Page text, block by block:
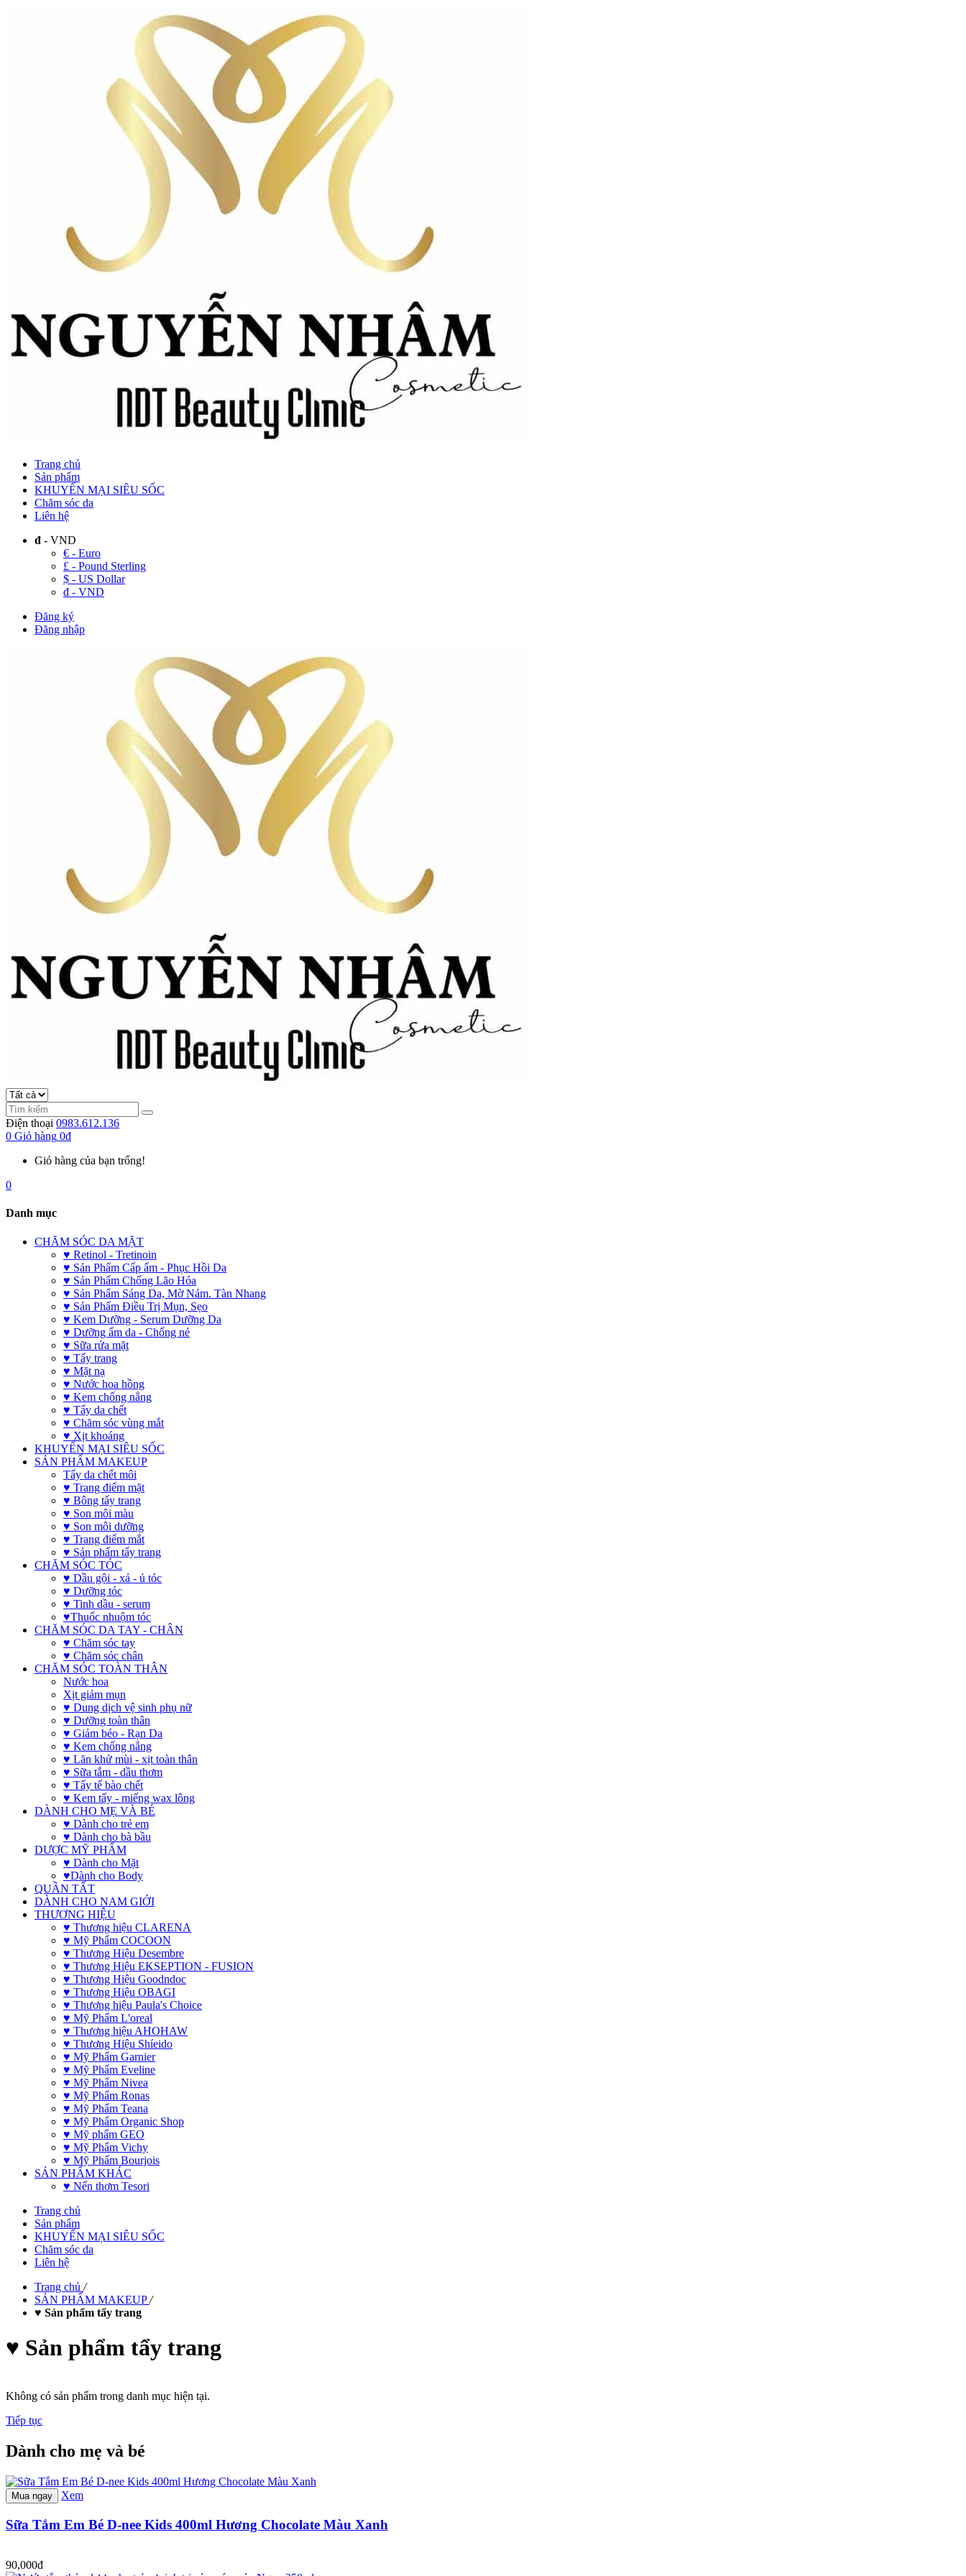
Trang chủ
Sản phẩm
KHUYẾN MẠI SIÊU SỐC
Chăm sóc da
Liên hệ
đ - VND
€ - Euro
£ - Pound Sterling
$ - US Dollar
đ - VND
Đăng ký
Đăng nhập
Điện thoại 0983.612.136
0 Giỏ hàng 0đ
Giỏ hàng của bạn trống!
0
Danh mục
CHĂM SÓC DA MẶT
♥ Retinol - Tretinoin
♥ Sản Phẩm Cấp ẩm - Phục Hồi Da
♥ Sản Phẩm Chống Lão Hóa
♥ Sản Phẩm Sáng Da, Mờ Nám. Tàn Nhang
♥ Sản Phẩm Điều Trị Mụn, Sẹo
♥ Kem Dưỡng - Serum Dưỡng Da
♥ Dưỡng ẩm da - Chống nẻ
♥ Sữa rửa mặt
♥ Tẩy trang
♥ Mặt nạ
♥ Nước hoa hồng
♥ Kem chống nắng
♥ Tẩy da chết
♥ Chăm sóc vùng mắt
♥ Xịt khoáng
KHUYẾN MẠI SIÊU SỐC
SẢN PHẨM MAKEUP
Tẩy da chết môi
♥ Trang điểm mặt
♥ Bông tẩy trang
♥ Son môi màu
♥ Son môi dưỡng
♥ Trang điểm mắt
♥ Sản phẩm tẩy trang
CHĂM SÓC TÓC
♥ Dầu gội - xả - ủ tóc
♥ Dưỡng tóc
♥ Tinh dầu - serum
♥Thuốc nhuộm tóc
CHĂM SÓC DA TAY - CHÂN
♥ Chăm sóc tay
♥ Chăm sóc chân
CHĂM SÓC TOÀN THÂN
Nước hoa
Xịt giảm mụn
♥ Dung dịch vệ sinh phụ nữ
♥ Dưỡng toàn thân
♥ Giảm béo - Rạn Da
♥ Kem chống nắng
♥ Lăn khử mùi - xịt toàn thân
♥ Sữa tắm - dầu thơm
♥ Tẩy tế bào chết
♥ Kem tẩy - miếng wax lông
DÀNH CHO MẸ VÀ BÉ
♥ Dành cho trẻ em
♥ Dành cho bà bầu
DƯỢC MỸ PHẨM
♥ Dành cho Mặt
♥Dành cho Body
QUẦN TẤT
DÀNH CHO NAM GIỚI
THƯƠNG HIỆU
♥ Thương hiệu CLARENA
♥ Mỹ Phẩm COCOON
♥ Thương Hiệu Desembre
♥ Thương Hiệu EKSEPTION - FUSION
♥ Thương Hiệu Goodndoc
♥ Thương Hiệu OBAGI
♥ Thương hiệu Paula's Choice
♥ Mỹ Phẩm L'oreal
♥ Thương hiệu AHOHAW
♥ Thương Hiệu Shíeido
♥ Mỹ Phẩm Garnier
♥ Mỹ Phẩm Eveline
♥ Mỹ Phẩm Nivea
♥ Mỹ Phẩm Ronas
♥ Mỹ Phẩm Teana
♥ Mỹ Phẩm Organic Shop
♥ Mỹ phẩm GEO
♥ Mỹ Phẩm Vichy
♥ Mỹ Phẩm Bourjois
SẢN PHẨM KHÁC
♥ Nến thơm Tesori
Trang chủ
Sản phẩm
KHUYẾN MẠI SIÊU SỐC
Chăm sóc da
Liên hệ
Trang chủ /
SẢN PHẨM MAKEUP /
♥ Sản phẩm tẩy trang
♥ Sản phẩm tẩy trang
Không có sản phẩm trong danh mục hiện tại.
Tiếp tục
Dành cho mẹ và bé
Mua ngay Xem
Sữa Tắm Em Bé D-nee Kids 400ml Hương Chocolate Màu Xanh
90,000đ